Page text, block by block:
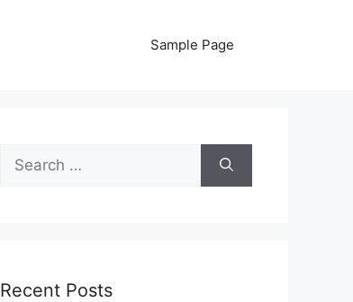
Sample Page
Search
for:
Recent Posts